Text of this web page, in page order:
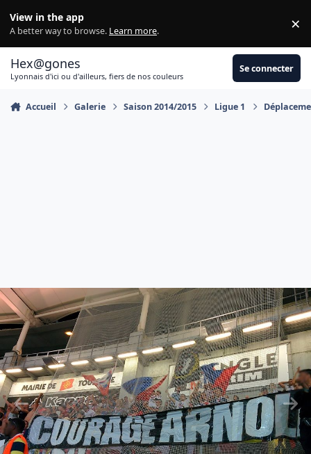
View in the app
A better way to browse. Learn more. ×
Hex@gones
Lyonnais d'ici ou d'ailleurs, fiers de nos couleurs
Se connecter
Accueil Galerie Saison 2014/2015 Ligue 1